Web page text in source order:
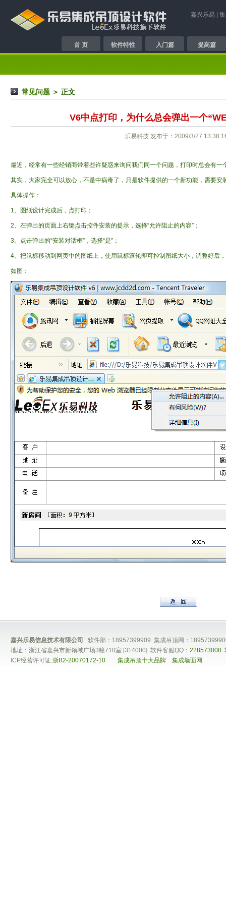
嘉兴乐易
首 页 软件特性 入门篇 提高篇
常见问题 ＞ 正文
V6中点打印，为什么总会弹出一个
乐易科技 发布于：2009/3/27
最近，经常有一些经销商带着些许疑惑来询问我们同一个问题，打印时总会有
其实，大家完全可以放心，不是中病毒了，只是软件提供的一个新功能，需要安
具体操作：
1、图纸设计完成后，点打印；
2、在弹出的页面上右键点击控件安装的提示，选择“允许阻止的内容”；
3、点击弹出的“安装对话框”，选择“是”；
4、把鼠标移动到网页中的图纸上，使用鼠标滚轮即可控制图纸大小，调整好后
如图：
嘉兴乐易信息技术有限公司 软件部：18957399909 集成吊顶网：
地址：浙江省嘉兴市新领域广场3幢710室 [314000] 软件客服QQ： 228573008
ICP经营许可证:浙B2-20070172-10 集成吊顶十大品牌 集成墙面网